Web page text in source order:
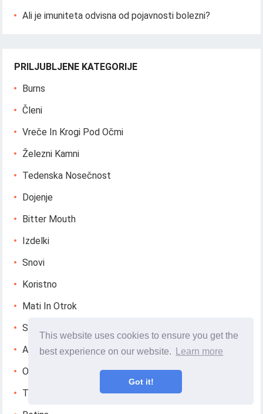
This website uses cookies to ensure you get the
best experience on our website.
Learn more
Got it!
Ali je imuniteta odvisna od pojavnosti bolezni?
PRILJUBLJENE KATEGORIJE
Burns
Členi
Vreče In Krogi Pod Očmi
Železni Kamni
Tedenska Nosečnost
Dojenje
Bitter Mouth
Izdelki
Snovi
Koristno
Mati In Otrok
Srce
Ateroskleroza
Osteohondroza
Thrush